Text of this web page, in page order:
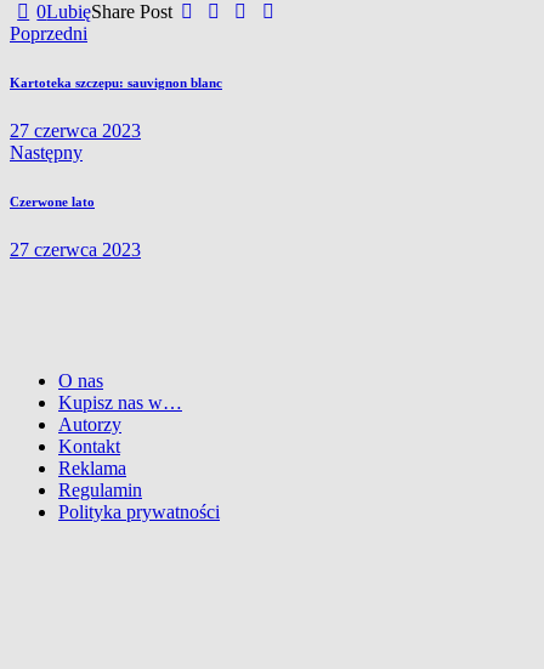
0LubięShare Post
Nawigacja
wpisu
Poprzedni
Kartoteka szczepu: sauvignon blanc
27 czerwca 2023
Następny
Czerwone lato
27 czerwca 2023
O nas
Kupisz nas w…
Autorzy
Kontakt
Reklama
Regulamin
Polityka prywatności